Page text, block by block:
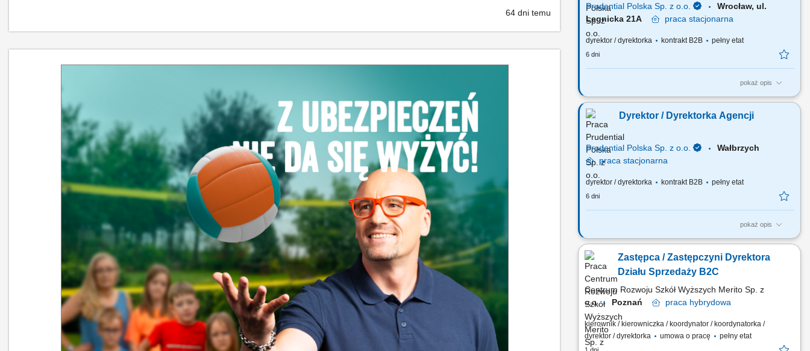
64 dni temu
Prudential Polska Sp. z o.o.
Wrocław, ul.
Legnicka 21A
praca stacjonarna
dyrektor / dyrektorka kontrakt B2B pełny etat
6 dni
pokaż opis
Za co będziesz odpowiadać: własny biznes przychodowy i
zarządzanie zespołem sprzedaży, rekrutację i wdrożenie
nowych Konsultantów ds. Planowania Finansowego oraz
Menedżerów, budowanie portfela Klientów poprzez aktywną
sprzedaż własną, zapewnienie wsparcia współpracownikom
na...
Dyrektor / Dyrektorka Agencji
Prudential Polska Sp. z o.o.
Wałbrzych
praca stacjonarna
dyrektor / dyrektorka kontrakt B2B pełny etat
6 dni
pokaż opis
Za co będziesz odpowiadać: własny biznes przychodowy i
zarządzanie zespołem sprzedaży, rekrutację i wdrożenie
nowych Konsultantów ds. Planowania Finansowego oraz
Menedżerów, budowanie portfela Klientów poprzez aktywną
sprzedaż własną, zapewnienie wsparcia współpracownikom
na...
Zastępca / Zastępczyni Dyrektora
Działu Sprzedaży B2C
Centrum Rozwoju Szkół Wyższych Merito Sp. z
o.o.
Poznań praca hybrydowa
kierownik / kierowniczka / koordynator / koordynatorka /
dyrektor / dyrektorka
umowa o pracę pełny etat